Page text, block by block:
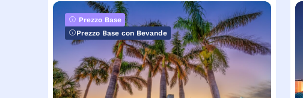
Prezzo Base
Prezzo Base con Bevande